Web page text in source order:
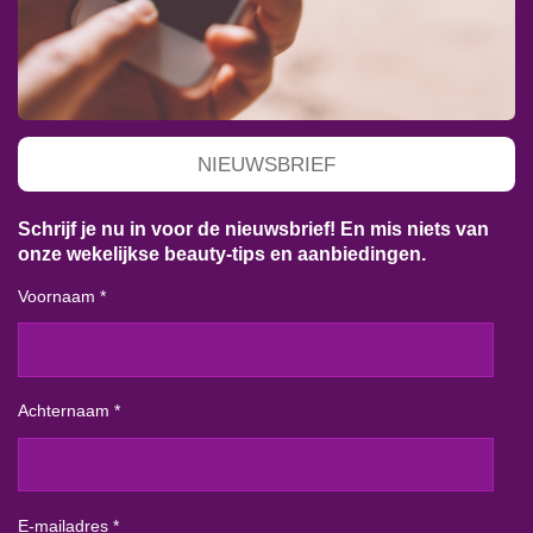
NIEUWSBRIEF
Schrijf je nu in voor de nieuwsbrief! En mis niets van
onze wekelijkse beauty-tips en aanbiedingen.
Voornaam *
Achternaam *
E-mailadres *